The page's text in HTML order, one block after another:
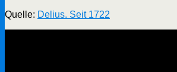
Quelle: Delius. Seit 1722